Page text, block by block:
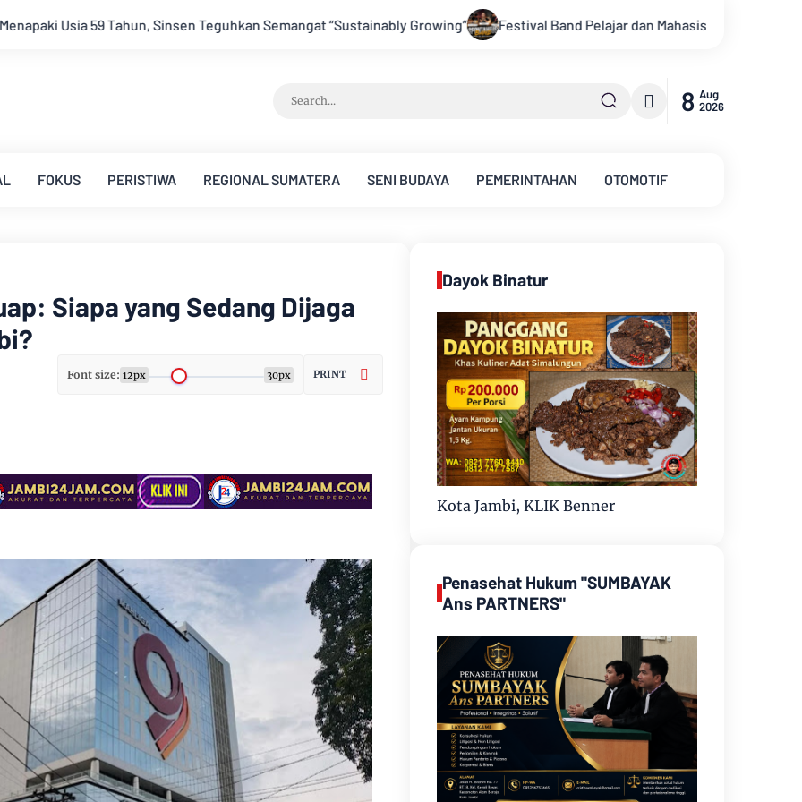
Semangat “Sustainably Growing” Festival Band Pelajar dan Mahasiswa OJK Provinsi Jambi 2026, Unjuk
8 Aug
2026
FOKUS PERISTIWA REGIONAL SUMATERA SENI BUDAYA PEMERINTAHAN OTOMOTIF
Siapa yang Sedang Dijaga
Font size: 12px 30px PRINT
Dayok Binatur
Kota Jambi, KLIK Benner
Penasehat Hukum "SUMBAYAK
Ans PARTNERS"